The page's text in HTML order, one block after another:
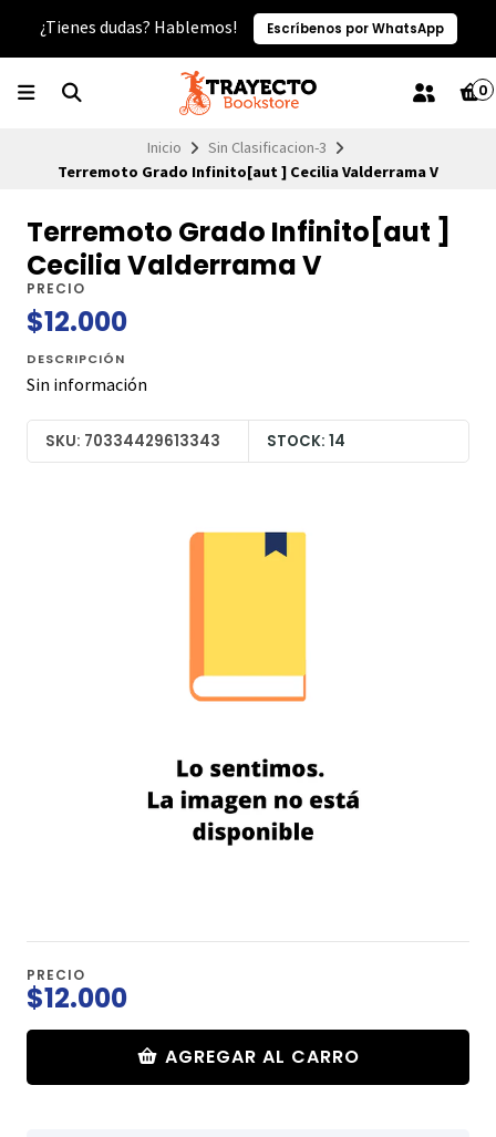
¿Tienes dudas? Hablemos! Escríbenos por WhatsApp
0
Inicio
Sin Clasificacion-3
Terremoto Grado Infinito[aut ] Cecilia Valderrama V
Terremoto Grado Infinito[aut ]
Cecilia Valderrama V
PRECIO
$12.000
DESCRIPCIÓN
Sin información
SKU: 70334429613343 STOCK: 14
PRECIO
$12.000
AGREGAR AL CARRO